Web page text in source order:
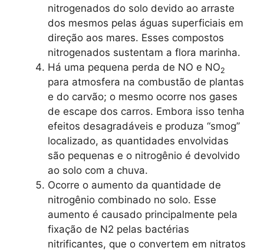
nitrogenados do solo devido ao arraste
dos mesmos pelas águas superficiais em
direção aos mares. Esses compostos
nitrogenados sustentam a flora marinha.
Há uma pequena perda de NO e NO2
para atmosfera na combustão de plantas
e do carvão; o mesmo ocorre nos gases
de escape dos carros. Embora isso tenha
efeitos desagradáveis e produza “smog”
localizado, as quantidades envolvidas
são pequenas e o nitrogênio é devolvido
ao solo com a chuva.
Ocorre o aumento da quantidade de
nitrogênio combinado no solo. Esse
aumento é causado principalmente pela
fixação de N2 pelas bactérias
nitrificantes, que o convertem em nitratos